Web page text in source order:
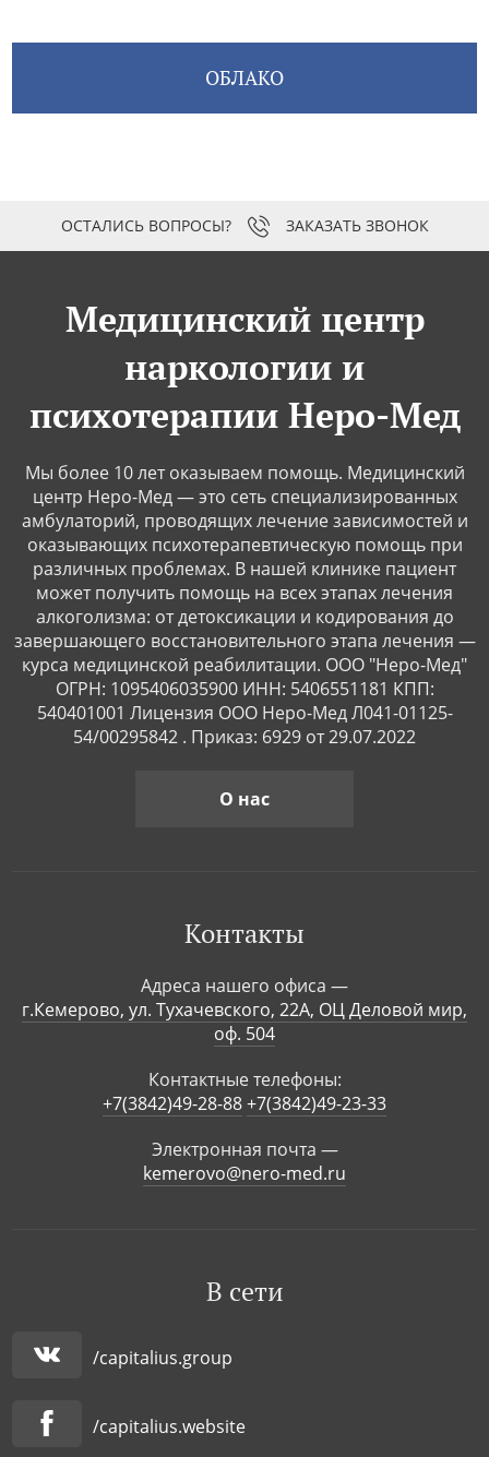
ОБЛАКО
ЗАКАЗАТЬ ЗВОНОК
Медицинский центр
наркологии и
психотерапии Неро-Мед
Мы более 10 лет оказываем помощь. Медицинский
центр Неро-Мед — это сеть специализированных
амбулаторий, проводящих лечение зависимостей и
оказывающих психотерапевтическую помощь при
различных проблемах. В нашей клинике пациент
может получить помощь на всех этапах лечения
алкоголизма: от детоксикации и кодирования до
завершающего восстановительного этапа лечения —
курса медицинской реабилитации. ООО "Неро-Мед"
ОГРН: 1095406035900 ИНН: 5406551181 КПП:
540401001 Лицензия ООО Неро-Мед Л041-01125-
54/00295842 . Приказ: 6929 от 29.07.2022
О нас
Контакты
Адреса нашего офиса —
г.Кемерово, ул. Тухачевского, 22А, ОЦ Деловой мир,
оф. 504
Контактные телефоны:
+7(3842)49-28-88+7(3842)49-23-33
Электронная почта —
kemerovo@nero-med.ru
В сети
/capitalius.group
/capitalius.website